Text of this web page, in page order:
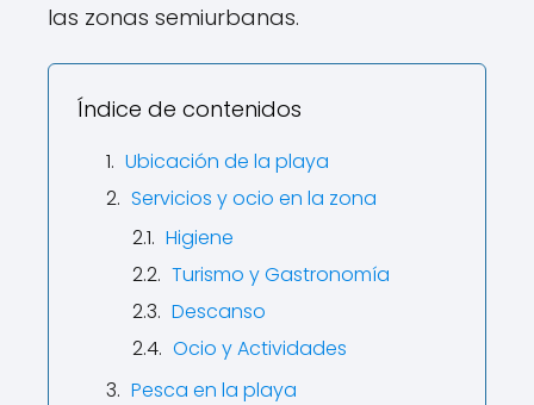
las zonas semiurbanas.
Índice de contenidos
Ubicación de la playa
Servicios y ocio en la zona
Higiene
Turismo y Gastronomía
Descanso
Ocio y Actividades
Pesca en la playa